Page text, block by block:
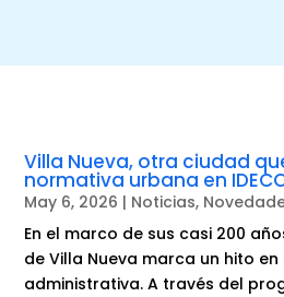
Villa Nueva, otra ciudad
normativa urbana en
May 6, 2026 | Noticias,
En el marco de sus casi 200
de Villa Nueva marca un hito
administrativa. A través del